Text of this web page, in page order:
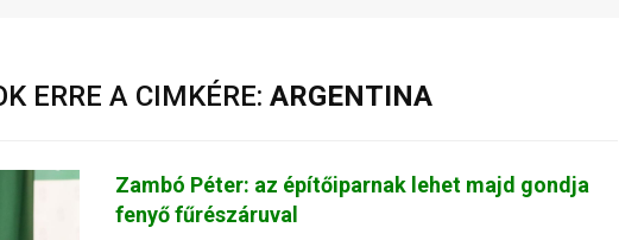
ERRE A CIMKÉRE: ARGENTINA
Zambó Péter: az építőiparnak lehet majd gondja
fenyő fűrészáruval